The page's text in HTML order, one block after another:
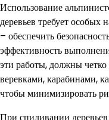
Использование
деревьев требует особых
– обеспечить
эффективность
эти работы, должны
веревками, карабинами,
чтобы минимизировать